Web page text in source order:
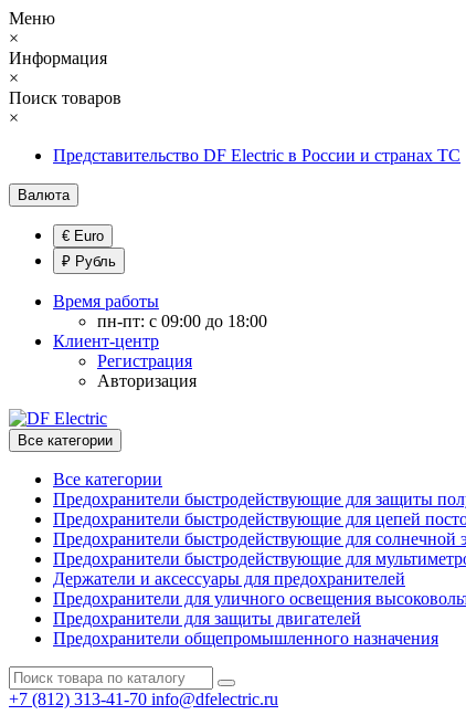
Меню
×
Информация
×
Поиск товаров
×
Представительство DF Electric в России и странах ТС
Валюта
€ Euro
₽ Рубль
Время работы
пн-пт: с 09:00 до 18:00
Клиент-центр
Регистрация
Авторизация
Все категории
Все категории
Предохранители быстродействующие для защиты
Предохранители быстродействующие для цепей
Предохранители быстродействующие для солнечной
Предохранители быстродействующие для
Держатели и аксессуары для предохранителей
Предохранители для уличного освещения
Предохранители для защиты двигателей
Предохранители общепромышленного назначения
+7 (812) 313-41-70 info@dfelectric.ru